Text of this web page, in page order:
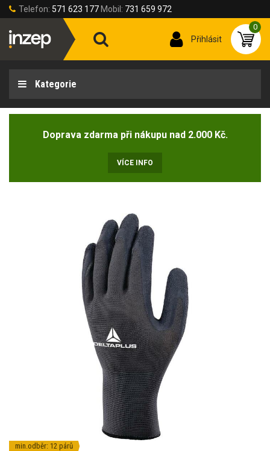
Telefon: 571 623 177 Mobil: 731 659 972
Přihlásit
0
Kategorie
Doprava zdarma při nákupu nad 2.000 Kč.
VÍCE INFO
min.odběr: 12 párů